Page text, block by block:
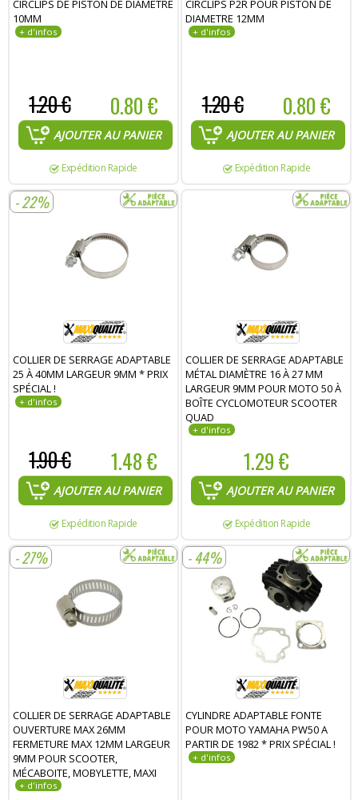
CIRCLIPS DE PISTON DE DIAMETRE
10MM
0.80 €
1.20 €
AJOUTER AU PANIER
Expédition Rapide
CIRCLIPS P2R POUR PISTON DE
DIAMETRE 12MM
0.80 €
1.20 €
AJOUTER AU PANIER
Expédition Rapide
- 22%
COLLIER DE SERRAGE ADAPTABLE
25 À 40MM LARGEUR 9MM * PRIX
SPÉCIAL !
1.48 €
1.90 €
AJOUTER AU PANIER
Expédition Rapide
COLLIER DE SERRAGE ADAPTABLE
MÉTAL DIAMÈTRE 16 À 27 MM
LARGEUR 9MM POUR MOTO 50 À
BOÎTE CYCLOMOTEUR SCOOTER
QUAD
1.29 €
AJOUTER AU PANIER
Expédition Rapide
- 27%
COLLIER DE SERRAGE ADAPTABLE
OUVERTURE MAX 26MM
FERMETURE MAX 12MM LARGEUR
9MM POUR SCOOTER,
MÉCABOITE, MOBYLETTE, MAXI
SCOOTER, MOTO, QUAD
- 44%
CYLINDRE ADAPTABLE FONTE
POUR MOTO YAMAHA PW50 A
PARTIR DE 1982 * PRIX SPÉCIAL !
Commentaire :